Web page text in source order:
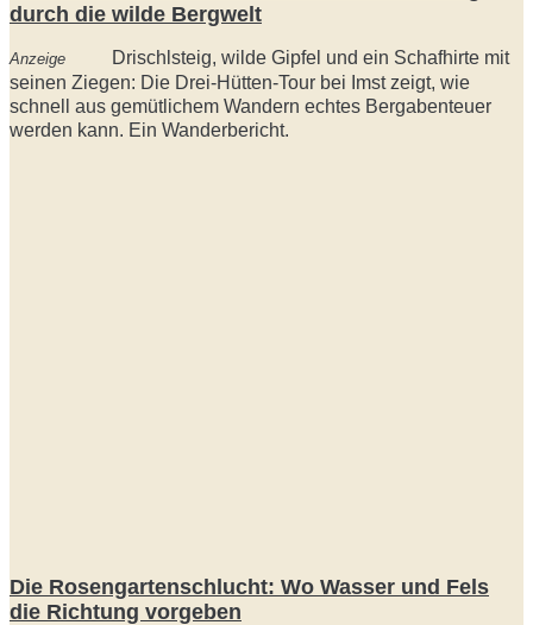
durch die wilde Bergwelt
Anzeige
Drischlsteig, wilde Gipfel und ein Schafhirte mit
seinen Ziegen: Die Drei-Hütten-Tour bei Imst zeigt, wie
schnell aus gemütlichem Wandern echtes Bergabenteuer
werden kann. Ein Wanderbericht.
Die Rosengartenschlucht: Wo Wasser und Fels
die Richtung vorgeben